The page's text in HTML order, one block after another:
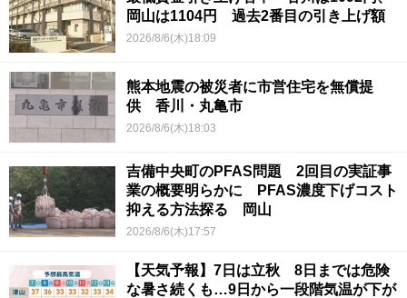
岡山は1104円 過去2番目の引き上げ額
2026/8/6(木)18:09
熊本地震の被災者に市営住宅を無償提
供 香川・丸亀市
2026/8/6(木)18:03
吉備中央町のPFAS問題 2回目の実証事
業の概要明らかに PFAS濃度下げコスト
抑える方法探る 岡山
2026/8/6(木)17:57
【天気予報】7日は立秋 8日までは危険
な暑さ続くも…9日から一段階気温が下が